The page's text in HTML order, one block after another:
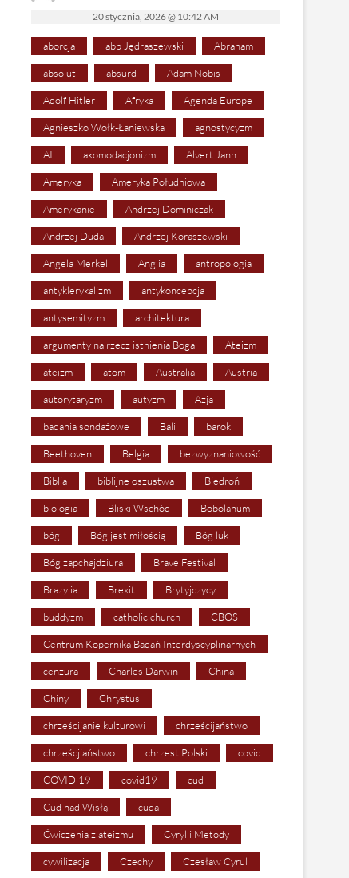
20 stycznia, 2026 @ 10:42 AM
aborcja abp Jędraszewski Abraham
absolut absurd Adam Nobis
Adolf Hitler Afryka Agenda Europe
Agnieszko Wołk-Łaniewska agnostycyzm
AI akomodacjonizm Alvert Jann
Ameryka Ameryka Południowa
Amerykanie Andrzej Dominiczak
Andrzej Duda Andrzej Koraszewski
Angela Merkel Anglia antropologia
antyklerykalizm antykoncepcja
antysemityzm architektura
argumenty na rzecz istnienia Boga Ateizm
ateizm atom Australia Austria
autorytaryzm autyzm Azja
badania sondażowe Bali barok
Beethoven Belgia bezwyznaniowość
Biblia biblijne oszustwa Biedroń
biologia Bliski Wschód Bobolanum
bóg Bóg jest miłością Bóg luk
Bóg zapchajdziura Brave Festival
Brazylia Brexit Brytyjczycy
buddyzm catholic church CBOS
Centrum Kopernika Badań Interdyscyplinarnych
cenzura Charles Darwin China
Chiny Chrystus
chrześcijanie kulturowi chrześcijaństwo
chrześcjiaństwo chrzest Polski covid
COVID 19 covid19 cud
Cud nad Wisłą cuda
Ćwiczenia z ateizmu Cyryl i Metody
cywilizacja Czechy Czesław Cyrul